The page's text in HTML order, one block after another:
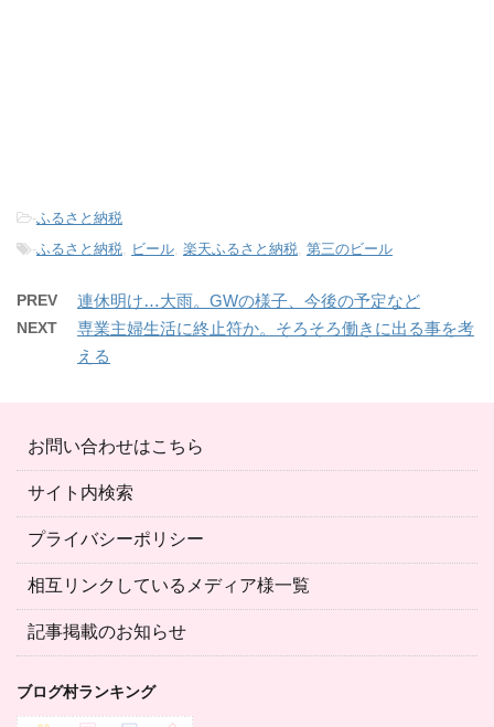
-ふるさと納税
-ふるさと納税, ビール, 楽天ふるさと納税, 第三のビール
PREV 連休明け…大雨。GWの様子、今後の予定など
NEXT
専業主婦生活に終止符か。そろそろ働きに出る事を考
える
お問い合わせはこちら
サイト内検索
プライバシーポリシー
相互リンクしているメディア様一覧
記事掲載のお知らせ
ブログ村ランキング